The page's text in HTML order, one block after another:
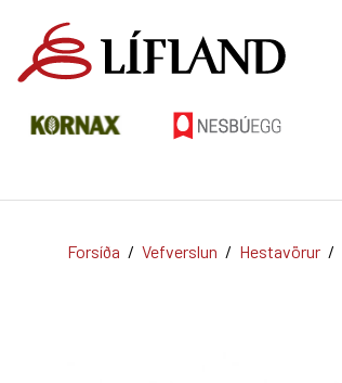
Forsíða / Vefverslun / Hestavörur /